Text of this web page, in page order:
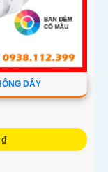
DÂY
₫